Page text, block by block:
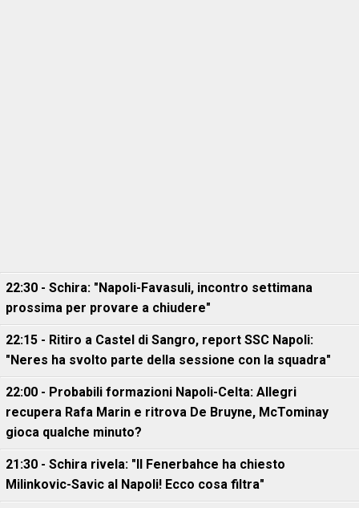
22:30 - Schira: "Napoli-Favasuli, incontro settimana
prossima per provare a chiudere"
22:15 - Ritiro a Castel di Sangro, report SSC Napoli:
"Neres ha svolto parte della sessione con la squadra"
22:00 - Probabili formazioni Napoli-Celta: Allegri
recupera Rafa Marin e ritrova De Bruyne, McTominay
gioca qualche minuto?
21:30 - Schira rivela: "Il Fenerbahce ha chiesto
Milinkovic-Savic al Napoli! Ecco cosa filtra"